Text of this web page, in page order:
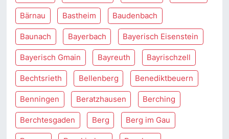
Bärnau Bastheim Baudenbach
Baunach Bayerbach Bayerisch Eisenstein
Bayerisch Gmain Bayreuth Bayrischzell
Bechtsrieth Bellenberg Benediktbeuern
Benningen Beratzhausen Berching
Berchtesgaden Berg Berg im Gau